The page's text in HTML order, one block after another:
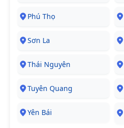
Phú Thọ
Sơn La
Thái Nguyên
Tuyên Quang
Yên Bái